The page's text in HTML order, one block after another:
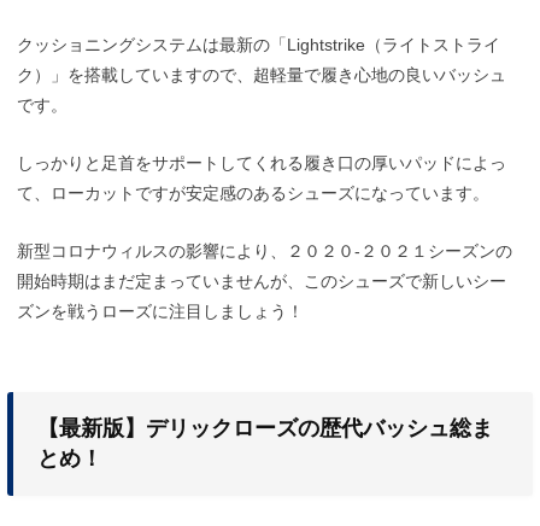
クッショニングシステムは最新の「Lightstrike（ライトストライ
ク）」を搭載していますので、超軽量で履き心地の良いバッシュ
です。
しっかりと足首をサポートしてくれる履き口の厚いパッドによっ
て、ローカットですが安定感のあるシューズになっています。
新型コロナウィルスの影響により、２０２０-２０２１シーズンの
開始時期はまだ定まっていませんが、このシューズで新しいシー
ズンを戦うローズに注目しましょう！
【最新版】デリックローズの歴代バッシュ総ま
とめ！